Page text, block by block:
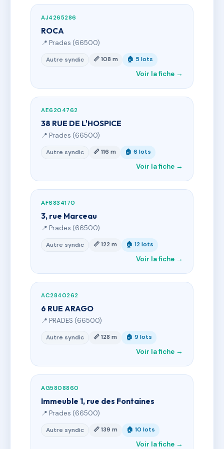
AJ4265286
ROCA
📍 Prades (66500)
Autre syndic 📏 108 m 🏠 5 lots
Voir la fiche →
AE6204762
38 RUE DE L'HOSPICE
📍 Prades (66500)
Autre syndic 📏 116 m 🏠 6 lots
Voir la fiche →
AF6834170
3, rue Marceau
📍 Prades (66500)
Autre syndic 📏 122 m 🏠 12 lots
Voir la fiche →
AC2840262
6 RUE ARAGO
📍 PRADES (66500)
Autre syndic 📏 128 m 🏠 9 lots
Voir la fiche →
AG5808860
Immeuble 1, rue des Fontaines
📍 Prades (66500)
Autre syndic 📏 139 m 🏠 10 lots
Voir la fiche →